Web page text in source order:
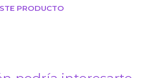
PRODUCTO